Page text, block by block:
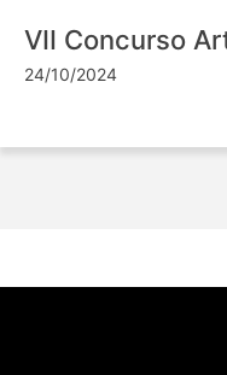
VII Concurso
24/10/2024